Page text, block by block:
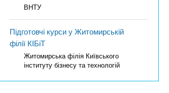
ВНТУ
Підготовчі курси у Житомирській
філії КІБіТ
Житомирська філія Київського
інституту бізнесу та технологій